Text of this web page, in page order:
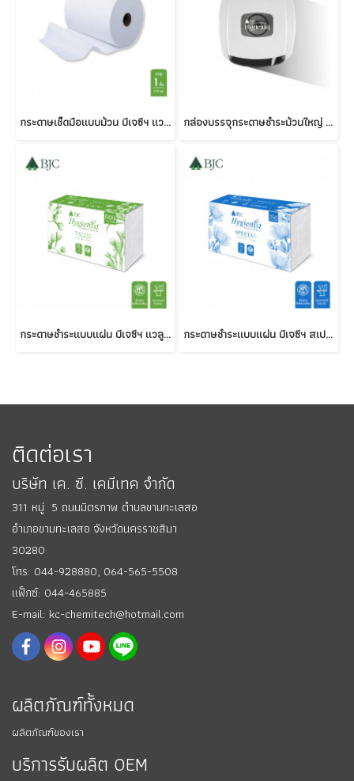
กระดาษเช็ดมือแบบม้วน บีเจซีฯ แวลู 1 ชั้น 177 เมตร กล่องบรรจุกระดาษชำระม้วนใหญ่ บีเจซีฯ รุ่น บิ๊ก (สีขาว)
กระดาษชำระแบบแผ่น บีเจซีฯ แวลู 1 ชั้น 500 แผ่น กระดาษชำระแบบแผ่น บีเจซีฯ สเปเชียล 2 ชั้น 250 แผ่น
ติดต่อเรา
บริษัท เค. ซี. เคมีเทค จำกัด
311 หมู่ 5 ถนนมิตรภาพ ตำบลขามทะเลสอ
อำเภอขามทะเลสอ จังหวัดนครราชสีมา
30280
โทร: 044-928880, 064-565-5508
แฟ็กซ์: 044-465885
E-mail: kc-chemitech@hotmail.com
ผลิตภัณฑ์ทั้งหมด
ผลิตภัณฑ์ของเรา
บริการรับผลิต OEM